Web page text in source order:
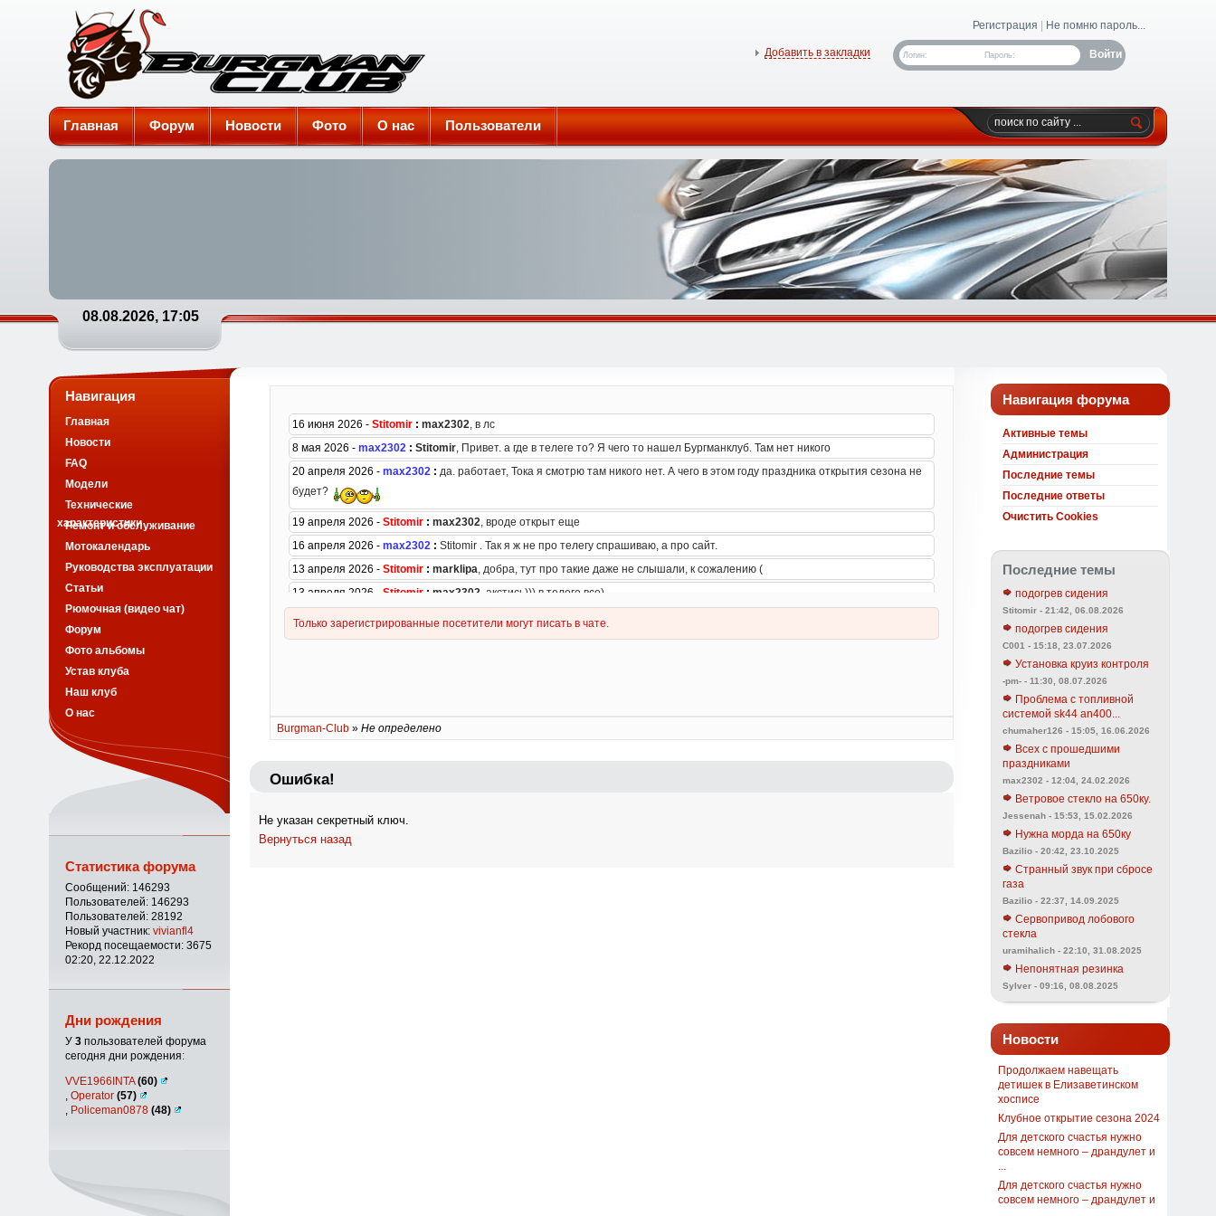
Burgman-Club
Регистрация Не помню пароль...
Логин: Пароль:
Добавить в закладки
Главная Форум Новости Фото О нас Пользователи
08.08.2026, 17:05
Burgman-Club» Не определено
Ошибка!
Не указан секретный ключ.
Вернуться назад
Навигация форума
Активные темы
Администрация
Последние темы
Последние ответы
Очистить Cookies
Последние темы
подогрев сидения
Stitomir - 21:42, 06.08.2026
подогрев сидения
C001 - 15:18, 23.07.2026
Установка круиз контроля
-pm- - 11:30, 08.07.2026
Проблема с топливной
системой sk44 an400...
chumaher126 - 15:05, 16.06.2026
Всех с прошедшими
праздниками
max2302 - 12:04, 24.02.2026
Ветровое стекло на 650ку.
Jessenah - 15:53, 15.02.2026
Нужна морда на 650ку
Bazilio - 20:42, 23.10.2025
Странный звук при сбросе
газа
Bazilio - 22:37, 14.09.2025
Сервопривод лобового
стекла
uramihalich - 22:10, 31.08.2025
Непонятная резинка
Sylver - 09:16, 08.08.2025
Новости
Продолжаем навещать
детишек в Елизаветинском
хосписе
Клубное открытие сезона 2024
Для детского счастья нужно
совсем немного – драндулет и
Для детского счастья нужно
совсем немного – драндулет и
Навигация
Главная
Новости
FAQ
Модели
Технические
характеристики
Ремонт и обслуживание
Мотокалендарь
Руководства эксплуатации
Статьи
Рюмочная (видео чат)
Форум
Фото альбомы
Устав клуба
Наш клуб
О нас
Статистика форума
Сообщений: 146293
Пользователей: 146293
Пользователей: 28192
Новый участник: vivianfl4
Рекорд посещаемости: 3675
02:20, 22.12.2022
Дни рождения
У 3пользователей форума
сегодня дни рождения:
VVE1966INTA(60)
Operator (57)
Policeman0878 (48)